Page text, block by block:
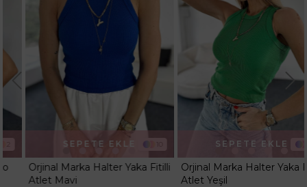
Orjinal Marka Halter Yaka Fitilli
Atlet Mavi
SEPETE EKLE 10
Orjinal Marka Halter Yaka Fitilli
Atlet Yeşil
SEPETE EKLE